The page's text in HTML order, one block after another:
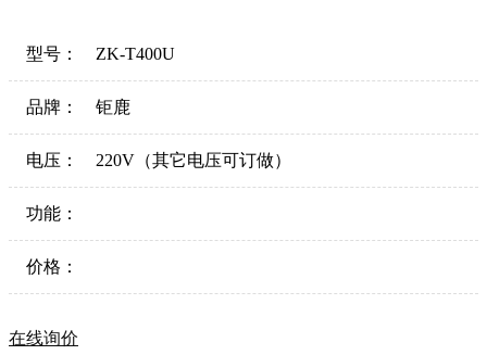
型号： ZK-T400U
品牌： 钜鹿
电压： 220V（其它电压可订做）
功能：
价格：
在线询价